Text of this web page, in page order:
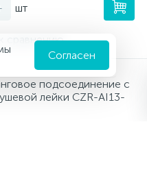
шт
сравнению
подсоединение с
лейки CZR-AI13-
Согласен